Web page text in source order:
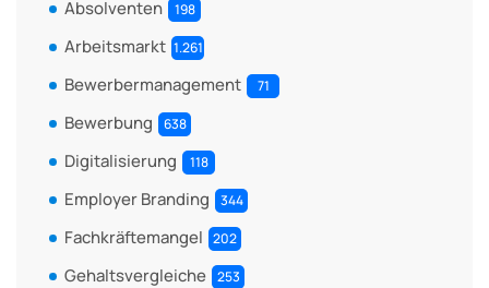
Absolventen 198
Arbeitsmarkt 1.261
Bewerbermanagement 71
Bewerbung 638
Digitalisierung 118
Employer Branding 344
Fachkräftemangel 202
Gehaltsvergleiche 253